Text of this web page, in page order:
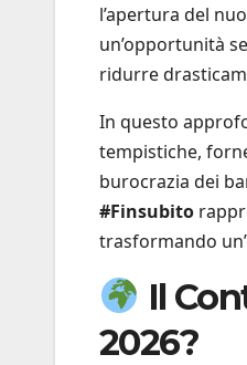
l’apertura del
un’opportunità
ridurre
In questo
tempistiche,
burocrazia dei
#Finsubito
trasformando
Il
2026?